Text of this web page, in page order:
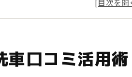
洗い放題サービス利用者の実
定額洗い放題サービス選びのコツ
車口コミ活用術